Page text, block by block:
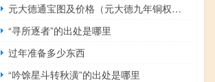
元大德通宝图及价格（元大德九年铜权简介）
“寻所逐者”的出处是哪里
过年准备多少东西
“吟馀星斗转秋潢”的出处是哪里